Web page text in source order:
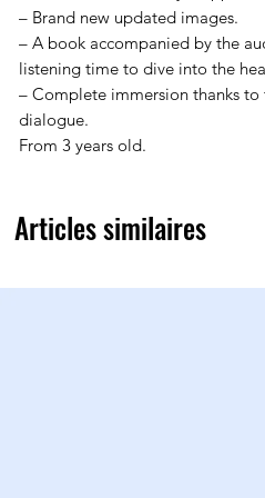
– Brand new updated images.
– A book accompanied by the
listening time to dive into the
– Complete immersion thanks to
dialogue.
From 3 years old.
Articles similaires